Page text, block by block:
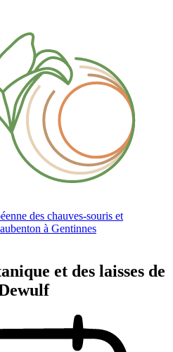
des chauves-souris et
à Gentinnes
et des laisses de